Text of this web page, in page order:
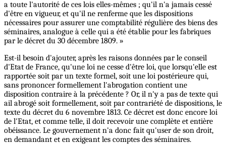
a toute l'autorité de ces lois elles-mêmes ; qu'il n'a jamais cessé
d'être en vigueur, et qu'il ne renferme que les dispositions
nécessaires pour assurer une comptabilité régulière des biens des
séminaires, analogue à celle qui a été établie pour les fabriques
par le décret du 30 décembre 1809. »
Est-il besoin d'ajouter, après les raisons données par le conseil
d'Etat de France, qu'une loi ne cesse d'être loi, que lorsqu'elle est
rapportée soit par un texte formel, soit une loi postérieure qui,
sans prononcer formellement l'abrogation contient une
disposition contraire à la précédente ? Or, il n'y a pas de texte qui
ail abrogé soit formellement, soit par contrariété de dispositions, le
texte du décret du 6 novembre 1813. Ce décret est donc encore loi
de l'Etat, et comme telle, il doit recevoir une complète et entière
obéissance. Le gouvernement n'a donc fait qu'user de son droit,
en demandant et en exigeant les comptes des séminaires.